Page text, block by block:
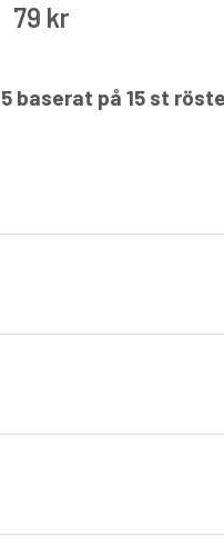
79 kr
baserat på 15 st